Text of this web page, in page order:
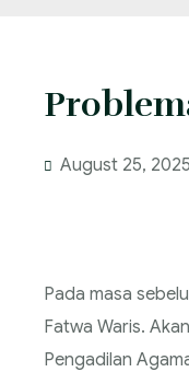
August 25, 2025
Pada masa
Fatwa Waris.
Pengadilan